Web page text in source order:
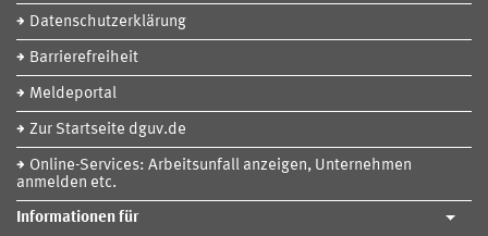
Datenschutzerklärung
Barrierefreiheit
Meldeportal
Zur Startseite dguv.de
Online-Services: Arbeitsunfall anzeigen, Unternehmen
anmelden etc.
Informationen für